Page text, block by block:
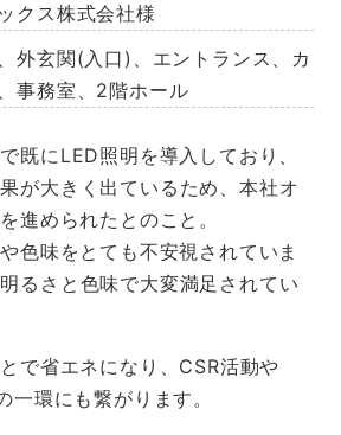
クス株式会社様
外玄関(入口)、エントランス、カ
事務室、2階ホール
既にLED照明を導入しており、
が大きく出ているため、本社オ
進められたとのこと。
色味をとても不安視されていま
るさと色味で大変満足されてい
で省エネになり、CSR活動や
一環にも繋がります。